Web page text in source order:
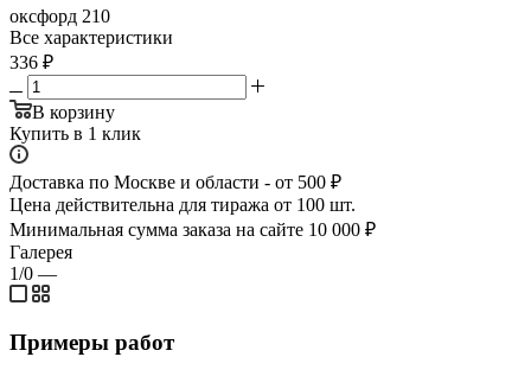
оксфорд 210
Все характеристики
336 ₽
В корзину
Купить в 1 клик
Доставка по Москве и области - от 500 ₽
Цена действительна для тиража от 100 шт.
Минимальная сумма заказа на сайте 10 000 ₽
Галерея
1/0 —
Примеры работ